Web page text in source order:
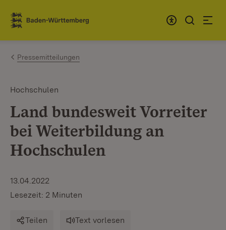
Zum Inhalt springen
Link zur Startseite
Pressemitteilungen
Hochschulen
Land bundesweit Vorreiter
bei Weiterbildung an
Hochschulen
13.04.2022
Lesezeit: 2 Minuten
Teilen Text vorlesen